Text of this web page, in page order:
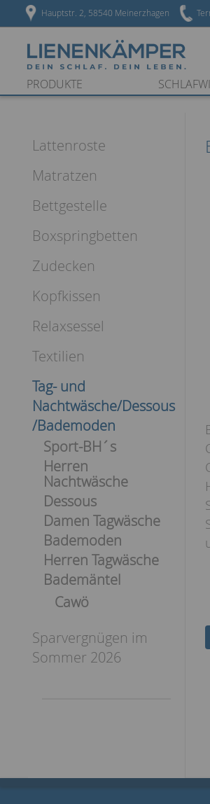
Hauptstr. 2, 58540 Meinerzhagen
PRODUKTE
Lattenroste
Matratzen
Bettgestelle
Boxspringbetten
Zudecken
Kopfkissen
Relaxsessel
Textilien
Tag- und
Nachtwäsche/Dessous
/Bademoden
Sport-BH´s
Herren
Nachtwäsche
Dessous
Damen Tagwäsche
Bademoden
Herren Tagwäsche
Bademäntel
Cawö
Sparvergnügen im
Sommer 2026